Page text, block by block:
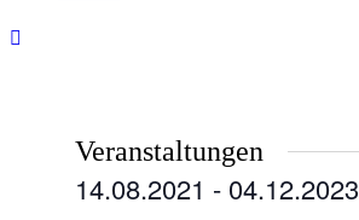
Veranstaltungen
14.08.2021 - 04.12.2023